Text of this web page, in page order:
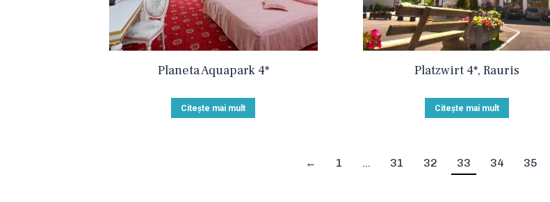
Planeta Aquapark 4*
Citește mai mult
Platzwirt 4*, Rauris
Citește mai mult
← 1 … 31 32 33 34 35